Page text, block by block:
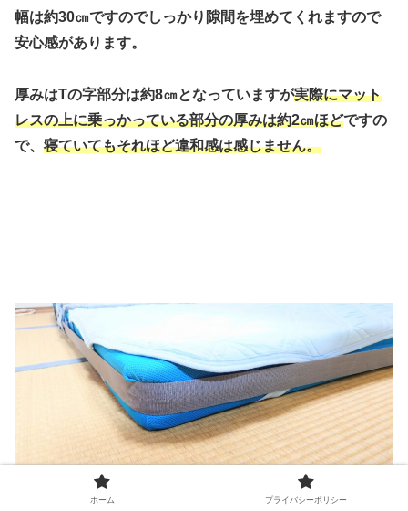
幅は約30㎝ですのでしっかり隙間を埋めてくれますので
安心感があります。
厚みはTの字部分は約8㎝となっていますが実際にマット
レスの上に乗っかっている部分の厚みは約2㎝ほどですの
で、 寝ていてもそれほど違和感は感じません。
ホーム プライバシーポリシー